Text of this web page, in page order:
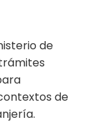
de
de